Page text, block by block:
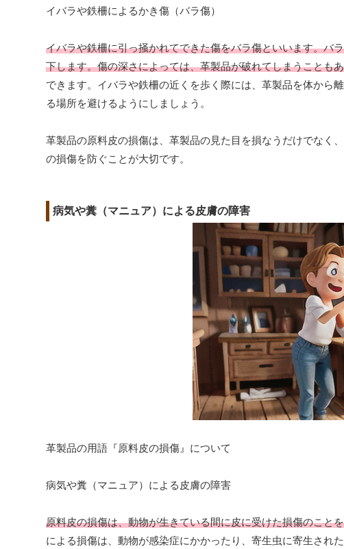
イバラや鉄柵によるかき傷（バラ傷）
イバラや鉄柵に引っ掻かれてできた傷をバラ傷といいます。バ
下します。傷の深さによっては、革製品が破れてしまうことも
できます。イバラや鉄柵の近くを歩く際には、革製品を体から
る場所を避けるようにしましょう。
革製品の原料皮の損傷は、革製品の見た目を損なうだけでなく
の損傷を防ぐことが大切です。
病気や糞（マニュア）による皮膚の障害
革製品の用語『原料皮の損傷』について
病気や糞（マニュア）による皮膚の障害
原料皮の損傷は、動物が生きている間に皮に受けた損傷のこと
による損傷は、動物が感染症にかかったり、寄生虫に寄生され